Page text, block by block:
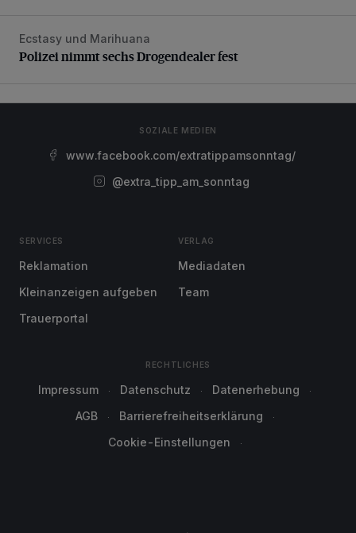
Polizei nimmt sechs Drogendealer fest
Ecstasy und Marihuana
Polizei nimmt sechs Drogendealer fest
SOZIALE MEDIEN
www.facebook.com/extratippamsonntag/
@extra_tipp_am_sonntag
SERVICES
Reklamation
Kleinanzeigen aufgeben
Trauerportal
VERLAG
Mediadaten
Team
RECHTLICHES
Impressum Datenschutz
Datenerhebung
AGB
Barrierefreiheitserklärung
Cookie-Einstellungen